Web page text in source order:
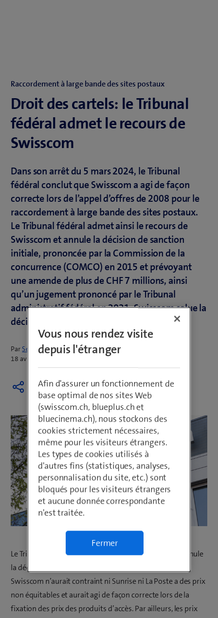
Raccordement à large bande des sites postaux
Droit des cartels: le Tribunal
fédéral admet le recours de
Swisscom
Dans son arrêt du 5 mars 2024, le Tribunal
fédéral conclut que Swisscom a agi de façon
correcte lors de l’appel d’offres de 2008 pour le
raccordement à large bande des sites postaux.
Le Tribunal fédéral admet ainsi le recours de
Swisscom et annule la décision de sanction
initiale, prononcée par la Commission de la
concurrence (COMCO) en 2015 et prévoyant
une amende de plus de CHF 7 millions, ainsi
qu’un jugement prononcé par le Tribunal
administratif fédéral en 2021. Swisscom salue la
décision du Tribunal fédéral.
ParSepp Huber
18 avril 2024
Le Tribunal fédéral admet le recours de Swisscom et annule
la décision contestée du Tribunal administratif fédéral.
Swisscom n’aurait contraint ni Sunrise ni La Poste a des prix
non équitables et aurait agi de façon correcte lors de la
fixation des prix des produits d’accès. Par ailleurs, les prix
Vous nous rendez visite
depuis l'étranger
Afin d'assurer un fonctionnement de
base optimal de nos sites Web
(swisscom.ch, blueplus.ch et
bluecinema.ch), nous stockons des
cookies strictement nécessaires,
même pour les visiteurs étrangers.
Les types de cookies utilisés à
d'autres fins (statistiques, analyses,
personnalisation du site, etc.) sont
bloqués pour les visiteurs étrangers
et aucune donnée correspondante
n'est traitée.
Fermer